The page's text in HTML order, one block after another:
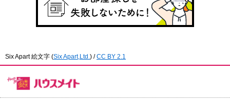
Six Apart 絵文字 (Six Apart,Ltd. ) /CC BY 2.1